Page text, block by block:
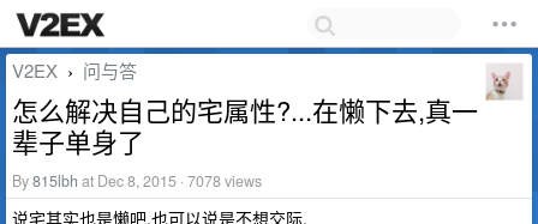
V2EX › 问与答
怎么解决自己的宅属性?...在懒下去,真一
辈子单身了
By815lbh at Dec 8, 2015 · 7078 views
说宅其实也是懒吧,也可以说是不想交际.